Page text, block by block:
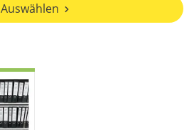
Auswählen